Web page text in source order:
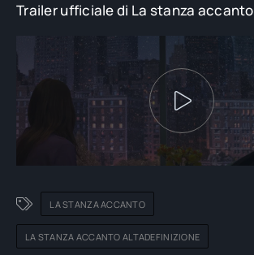
dovesse decidere di "abbandonare il party".
Trailer ufficiale di La stanza accanto
LA STANZA ACCANTO
LA STANZA ACCANTO ALTADEFINIZIONE